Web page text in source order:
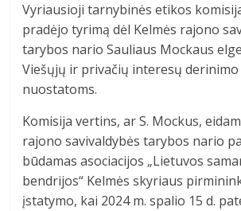
Vyriausioji tarnybinės etikos
pradėjo tyrimą dėl Kelmės rajono
tarybos nario Sauliaus Mockaus
Viešųjų ir privačių interesų
nuostatoms.
Komisija vertins, ar S. Mockus,
rajono savivaldybės tarybos nario
būdamas asociacijos „Lietuvos
bendrijos“ Kelmės skyriaus
įstatymo, kai 2024 m. spalio 15 d.